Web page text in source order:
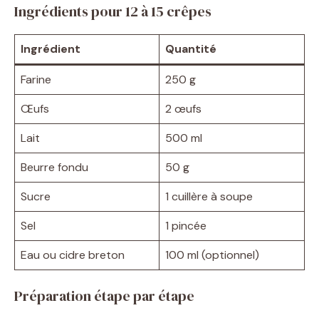
Ingrédients pour 12 à 15 crêpes
Ingrédient Quantité
Farine
250 g
Œufs
2 œufs
Lait
500 ml
Beurre fondu
50 g
Sucre
1 cuillère à soupe
Sel
1 pincée
Eau ou cidre breton
100 ml (optionnel)
Préparation étape par étape